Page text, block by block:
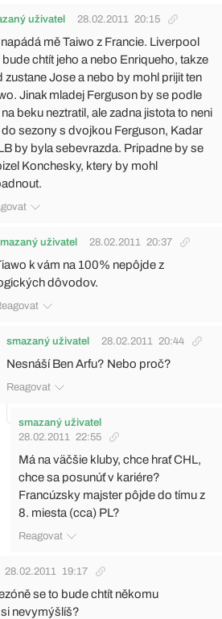
uživatel 28.02.2011 20:15
mě Taiwo z Francie. Liverpool
bude chtít jeho a nebo Enriqueho, takze
zustane Jose a nebo by mohl prijit ten
Jinak mladej Ferguson by se podle
beku neztratil, ale zadna jistota to neni
do sezony s dvojkou Ferguson, Kadar
by byla sebevrazda. Pripadne by se
Konchesky, ktery by mohl
uživatel 28.02.2011 20:37
k vám na 100% nepôjde z
dôvodov.
smazaný uživatel 28.02.2011 20:44
Nesnáší Ben Arfu? Nebo proč?
Reagovat
smazaný uživatel
28.02.2011 22:55
Má na väčšie kluby, chce hrať CHL,
chce sa posunúť v kariére?
Francúzsky majster pôjde do tímu z
8. miesta (cca) PL?
Reagovat
28.02.2011 19:17
se to bude chtít někomu
nevymýšlíš?